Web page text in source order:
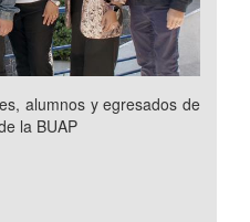
alumnos y egresados de
la BUAP